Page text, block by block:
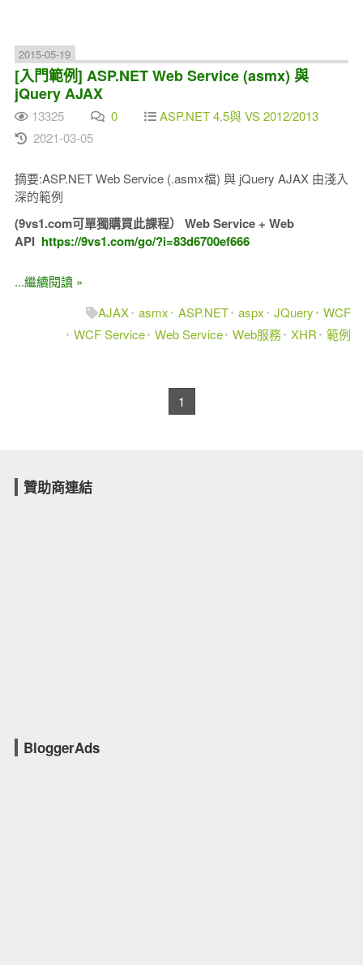
2015-05-19
[入門範例] ASP.NET Web Service (asmx) 與
jQuery AJAX
13325 0
ASP.NET 4.5與 VS 2012/2013
2021-03-05
摘要:ASP.NET Web Service (.asmx檔) 與 jQuery AJAX 由淺入
深的範例
(9vs1.com可單獨購買此課程） Web Service + Web
API https://9vs1.com/go/?i=83d6700ef666
...繼續閱讀 »
AJAX asmx ASP.NET aspx JQuery
WCF
WCF Service Web Service Web服務 XHR 範例
1
贊助商連結
BloggerAds